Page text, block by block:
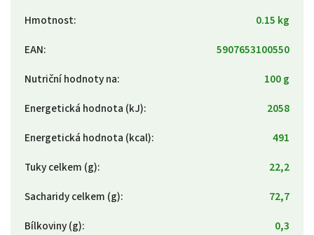
Hmotnost:
0.15 kg
EAN:
5907653100550
Nutriční hodnoty na:
100 g
Energetická hodnota (kJ):
2058
Energetická hodnota (kcal):
491
Tuky celkem (g):
22,2
Sacharidy celkem (g):
72,7
Bílkoviny (g):
0,3